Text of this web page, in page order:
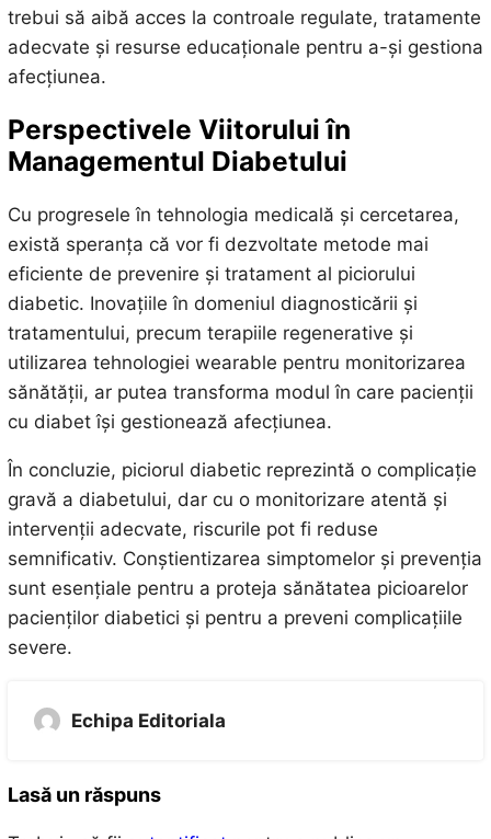
trebui să aibă acces la controale regulate, tratamente
adecvate și resurse educaționale pentru a-și gestiona
afecțiunea.
Perspectivele Viitorului în
Managementul Diabetului
Cu progresele în tehnologia medicală și cercetarea,
există speranța că vor fi dezvoltate metode mai
eficiente de prevenire și tratament al piciorului
diabetic. Inovațiile în domeniul diagnosticării și
tratamentului, precum terapiile regenerative și
utilizarea tehnologiei wearable pentru monitorizarea
sănătății, ar putea transforma modul în care pacienții
cu diabet își gestionează afecțiunea.
În concluzie, piciorul diabetic reprezintă o complicație
gravă a diabetului, dar cu o monitorizare atentă și
intervenții adecvate, riscurile pot fi reduse
semnificativ. Conștientizarea simptomelor și prevenția
sunt esențiale pentru a proteja sănătatea picioarelor
pacienților diabetici și pentru a preveni complicațiile
severe.
Echipa Editoriala
Lasă un răspuns